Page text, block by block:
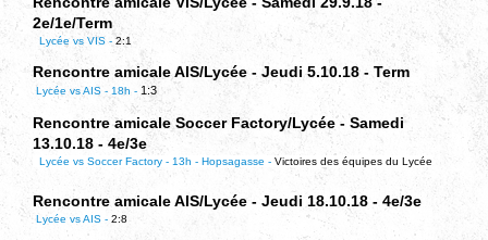
2e/1e/Term
Lycée vs VIS - 2:1
Rencontre amicale AIS/Lycée - Jeudi 5.10.18 - Term
Lycée vs AIS - 18h - 1:3
Rencontre amicale Soccer Factory/Lycée - Samedi
13.10.18 - 4e/3e
Lycée vs Soccer Factory - 13h - Hopsagasse -Victoires des équipes du Lycée
Rencontre amicale AIS/Lycée - Jeudi 18.10.18 - 4e/3e
Lycée vs AIS - 2:8